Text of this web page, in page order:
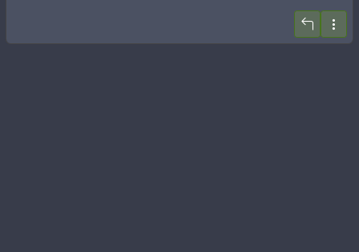
"Это выглядит невероятно многообещающе", -